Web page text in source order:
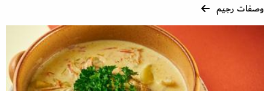
وصفات رجيم